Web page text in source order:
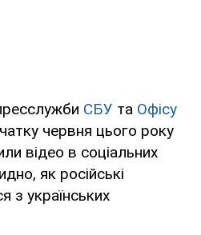
СБУ та Офісу
червня цього року
відео в соціальних
як російські
з українських